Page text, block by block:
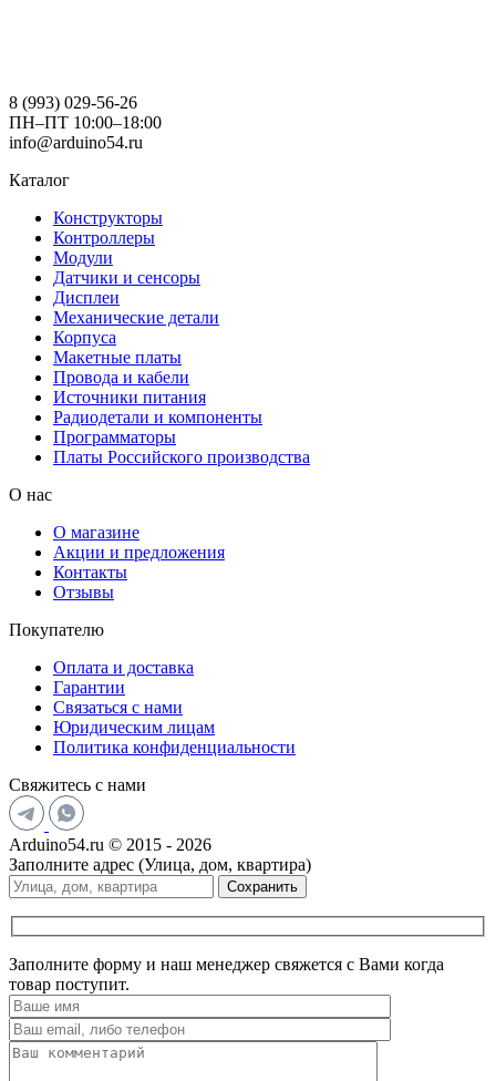
8 (993) 029-56-26
ПН–ПТ 10:00–18:00
info@arduino54.ru
Каталог
Конструкторы
Контроллеры
Модули
Датчики и сенсоры
Дисплеи
Механические детали
Корпуса
Макетные платы
Провода и кабели
Источники питания
Радиодетали и компоненты
Программаторы
Платы Российского производства
О нас
О магазине
Акции и предложения
Контакты
Отзывы
Покупателю
Оплата и доставка
Гарантии
Связаться с нами
Юридическим лицам
Политика конфиденциальности
Свяжитесь с нами
Arduino54.ru © 2015 - 2026
Заполните адрес (Улица, дом, квартира)
Сохранить
Заполните форму и наш менеджер свяжется с Вами когда
товар поступит.